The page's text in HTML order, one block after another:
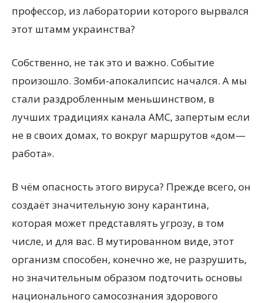
профессор, из лаборатории которого вырвался
этот штамм украинства?
Собственно, не так это и важно. Событие
произошло. Зомби-апокалипсис начался. А мы
стали раздробленным меньшинством, в
лучших традициях канала AMC, запертым если
не в своих домах, то вокруг маршрутов «дом—
работа».
В чём опасность этого вируса? Прежде всего, он
создаёт значительную зону карантина,
которая может представлять угрозу, в том
числе, и для вас. В мутированном виде, этот
организм способен, конечно же, не разрушить,
но значительным образом подточить основы
национального самосознания здорового